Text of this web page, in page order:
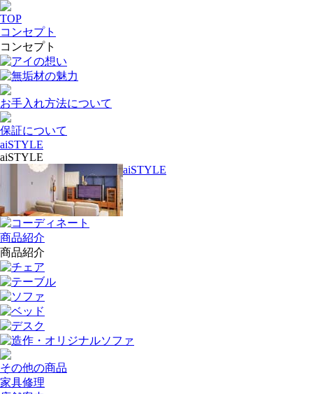
TOP
コンセプト
コンセプト
アイの想い
無垢材の魅力
お手入れ方法について
保証について
aiSTYLE
aiSTYLE
aiSTYLE
コーディネート
商品紹介
商品紹介
チェア
テーブル
ソファ
ベッド
デスク
造作・オリジナルソファ
その他の商品
家具修理